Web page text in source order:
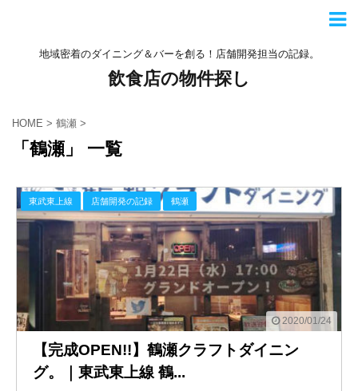
地域密着のダイニング＆バーを創る！店舗開発担当の記録。
飲食店の物件探し
HOME > 鶴瀬 >
「鶴瀬」 一覧
2020/01/24
東武東上線 店舗開発の記録 鶴瀬
【完成OPEN!!】鶴瀬クラフトダイニン
グ。｜東武東上線 鶴...